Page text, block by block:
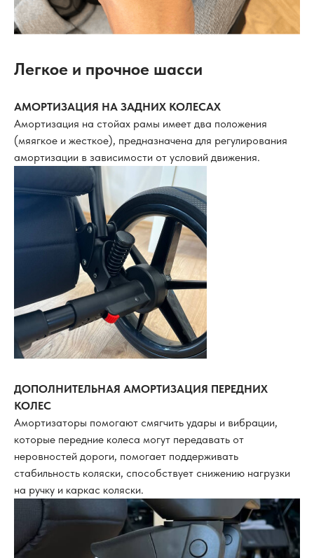
Легкое и прочное шасси
АМОРТИЗАЦИЯ НА ЗАДНИХ КОЛЕСАХ
Амортизация на стойах рамы имеет два положения
(мяягкое и жесткое), предназначена для регулирования
амортизации в зависимости от условий движения.
ДОПОЛНИТЕЛЬНАЯ АМОРТИЗАЦИЯ ПЕРЕДНИХ
КОЛЕС
Амортизаторы помогают смягчить удары и вибрации,
которые передние колеса могут передавать от
неровностей дороги, помогает поддерживать
стабильность коляски, способствует снижению нагрузки
на ручку и каркас коляски.